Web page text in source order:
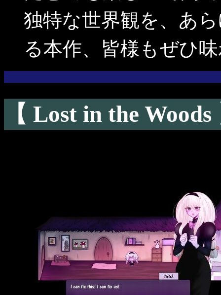
独特な世界観を、あ
る本作、皆様もぜひ
【 Lost in the Woods